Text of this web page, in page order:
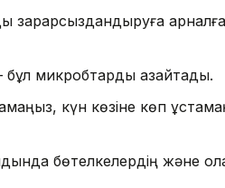
зарарсыздандыруға
микробтарды азайтады.
күн көзіне көп
бөтелкелердің және